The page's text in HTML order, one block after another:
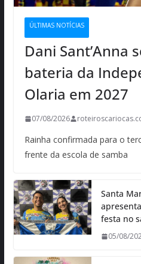
ÚLTIMAS NOTÍCIAS
Dani Sant’Anna
bateria da
Olaria em 2027
07/08/2026
Rainha confirmada para o
frente da escola de samba
Santa
festa no
05/08/